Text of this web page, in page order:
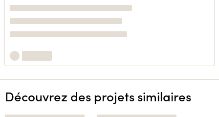
Découvrez des projets similaires